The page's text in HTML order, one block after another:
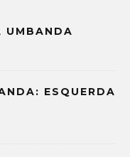
UMBANDA
ESQUERDA